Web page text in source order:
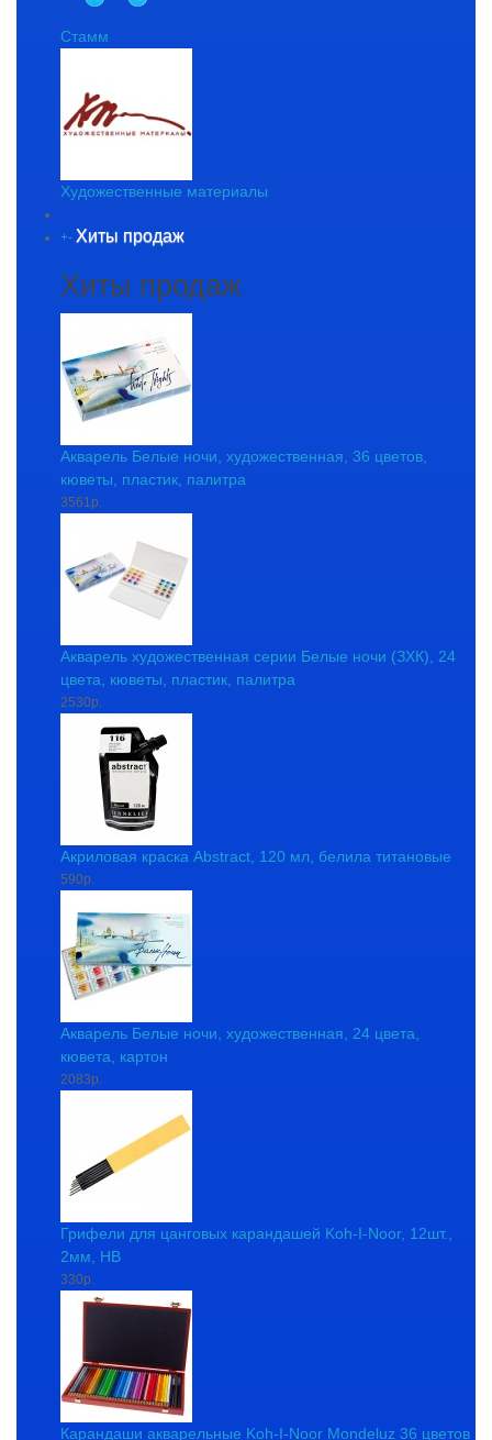
Стамм
Художественные материалы
+- Хиты продаж
Хиты продаж
Акварель Белые ночи, художественная, 36 цветов,
кюветы, пластик, палитра
3561р.
Акварель художественная серии Белые ночи (ЗХК), 24
цвета, кюветы, пластик, палитра
2530р.
Акриловая краска Abstract, 120 мл, белила титановые
590р.
Акварель Белые ночи, художественная, 24 цвета,
кювета, картон
2083р.
Грифели для цанговых карандашей Koh-I-Noor, 12шт.,
2мм, HB
330р.
Карандаши акварельные Koh-I-Noor Mondeluz 36 цветов